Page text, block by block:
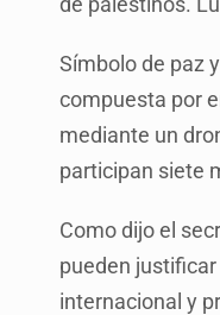
Símbolo de paz
compuesta por
mediante un
participan siete
Como dijo el
pueden
internacional y